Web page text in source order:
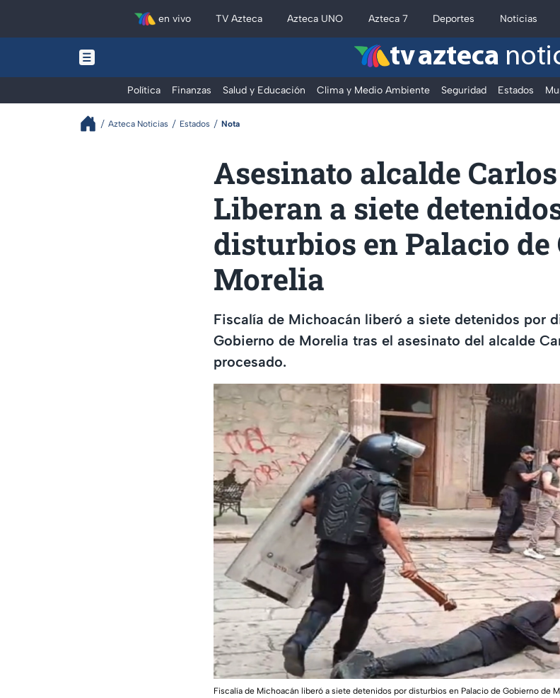
en vivo TV Azteca Azteca UNO Azteca 7 Deportes Noticias
tv azteca
Política Finanzas Salud y Educación Clima y Medio Ambiente Seguridad Estados
Azteca Noticias Estados Nota
Asesinato alcalde
Liberan a siete
disturbios en Palacio de
Morelia
Fiscalía de Michoacán liberó a siete detenidos por
Gobierno de Morelia tras el asesinato del alcalde
procesado.
Fiscalía de Michoacán liberó a siete detenidos por disturbios en Palacio de Gobierno de